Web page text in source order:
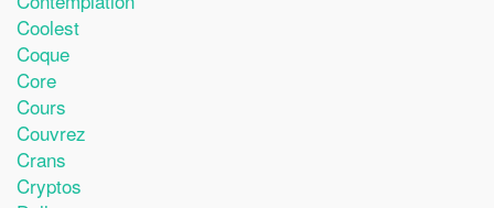
Coolest
Coque
Core
Cours
Couvrez
Crans
Cryptos